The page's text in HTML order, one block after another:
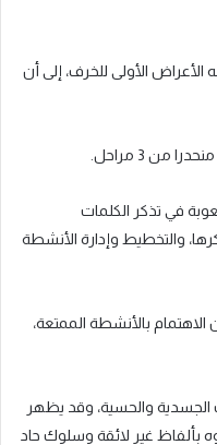
الأولى للخرف، إلى أن
من 3 مراحل.
في تذكر الكلمات
والتخطيط وإدارة الأنشطة
بالأنشطة الممتعة،
الجسدية والحسية، وقد يظهر
بألفاظ غير لائقة وسلوك حاد